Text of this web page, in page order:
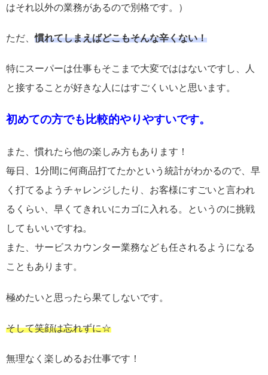
はそれ以外の業務があるので別格です。）
ただ、慣れてしまえばどこもそんな辛くない！
特にスーパーは仕事もそこまで大変でははないですし、人
と接することが好きな人にはすごくいいと思います。
初めての方でも比較的やりやすいです。
また、慣れたら他の楽しみ方もあります！
毎日、1分間に何商品打てたかという統計がわかるので、早
く打てるようチャレンジしたり、お客様にすごいと言われ
るくらい、早くてきれいにカゴに入れる。というのに挑戦
してもいいですね。
また、サービスカウンター業務なども任されるようになる
こともあります。
極めたいと思ったら果てしないです。
そして笑顔は忘れずに☆
無理なく楽しめるお仕事です！